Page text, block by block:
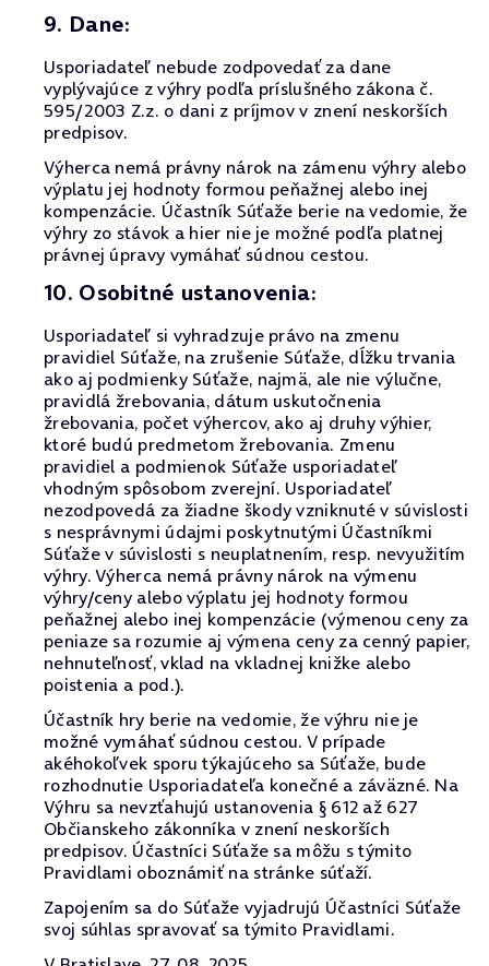
9. Dane:
Usporiadateľ nebude zodpovedať za dane
vyplývajúce z výhry podľa príslušného zákona č.
595/2003 Z.z. o dani z príjmov v znení neskorších
predpisov.
Výherca nemá právny nárok na zámenu výhry alebo
výplatu jej hodnoty formou peňažnej alebo inej
kompenzácie. Účastník Súťaže berie na vedomie, že
výhry zo stávok a hier nie je možné podľa platnej
právnej úpravy vymáhať súdnou cestou.
10. Osobitné ustanovenia:
Usporiadateľ si vyhradzuje právo na zmenu
pravidiel Súťaže, na zrušenie Súťaže, dĺžku trvania
ako aj podmienky Súťaže, najmä, ale nie výlučne,
pravidlá žrebovania, dátum uskutočnenia
žrebovania, počet výhercov, ako aj druhy výhier,
ktoré budú predmetom žrebovania. Zmenu
pravidiel a podmienok Súťaže usporiadateľ
vhodným spôsobom zverejní. Usporiadateľ
nezodpovedá za žiadne škody vzniknuté v súvislosti
s nesprávnymi údajmi poskytnutými Účastníkmi
Súťaže v súvislosti s neuplatnením, resp. nevyužitím
výhry. Výherca nemá právny nárok na výmenu
výhry/ceny alebo výplatu jej hodnoty formou
peňažnej alebo inej kompenzácie (výmenou ceny za
peniaze sa rozumie aj výmena ceny za cenný papier,
nehnuteľnosť, vklad na vkladnej knižke alebo
poistenia a pod.).
Účastník hry berie na vedomie, že výhru nie je
možné vymáhať súdnou cestou. V prípade
akéhokoľvek sporu týkajúceho sa Súťaže, bude
rozhodnutie Usporiadateľa konečné a záväzné. Na
Výhru sa nevzťahujú ustanovenia § 612 až 627
Občianskeho zákonníka v znení neskorších
predpisov. Účastníci Súťaže sa môžu s týmito
Pravidlami oboznámiť na stránke súťaží.
Zapojením sa do Súťaže vyjadrujú Účastníci Súťaže
svoj súhlas spravovať sa týmito Pravidlami.